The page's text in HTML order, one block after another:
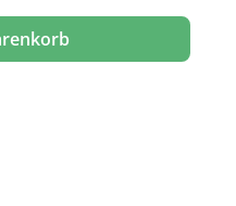
die Schaltflächen um die